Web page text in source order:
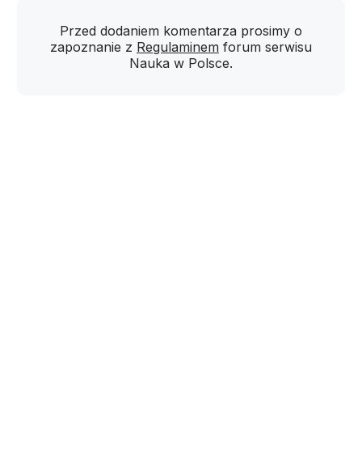
Przed dodaniem komentarza prosimy o
zapoznanie z Regulaminem forum serwisu
Nauka w Polsce.